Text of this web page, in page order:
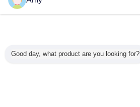
Good day, what product are you looking for?